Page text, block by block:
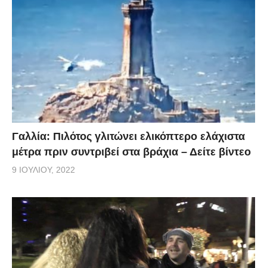
Γαλλία: Πιλότος γλιτώνει ελικόπτερο ελάχιστα
μέτρα πριν συντριβεί στα βράχια – Δείτε βίντεο
9 ΙΟΥΛΊΟΥ, 2022